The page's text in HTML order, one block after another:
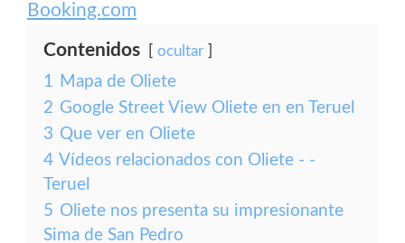
Booking.com
Contenidos ocultar
1 Mapa de Oliete
2 Google Street View Oliete en en Teruel
3 Que ver en Oliete
4 Vídeos relacionados con Oliete - -
Teruel
5 Oliete nos presenta su impresionante
Sima de San Pedro